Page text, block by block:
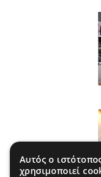
Αυτός ο
χρησιμοποιεί